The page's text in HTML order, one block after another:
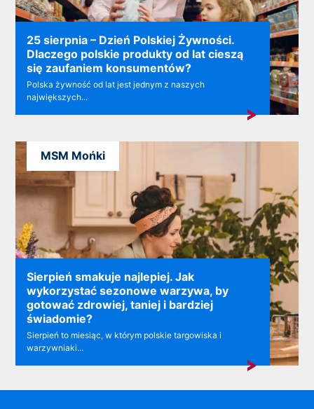
25 sierpnia – Dzień Polskiej Żywności.
Dlaczego polskie produkty od lat cieszą
się zaufaniem konsumentów?
Polska żywność od lat jest jednym z naszych
największych...
Sierpień smakuje najlepiej. Jak
wykorzystać sezonowe warzywa, by
gotować zdrowiej, taniej i bardziej
świadomie?
Sierpień to miesiąc, w którym polskie targowiska i
warzywniaki...
MSM Mońki